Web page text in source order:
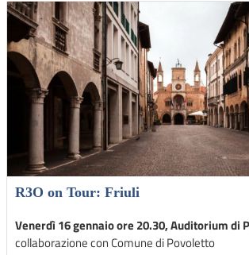
R3O on Tour: Friuli
Venerdì 16 gennaio ore 20.30, Auditorium di
collaborazione con Comune di Povoletto